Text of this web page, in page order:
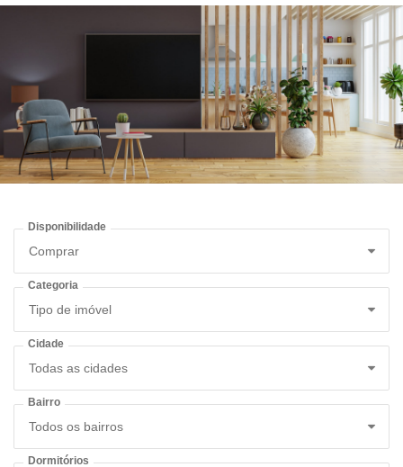
Financiamento
Simulador de financiamento
Negocie seu imóvel
Imóveis favoritos
Contato
Disponibilidade
Categoria
Cidade
Bairro
Dormitórios